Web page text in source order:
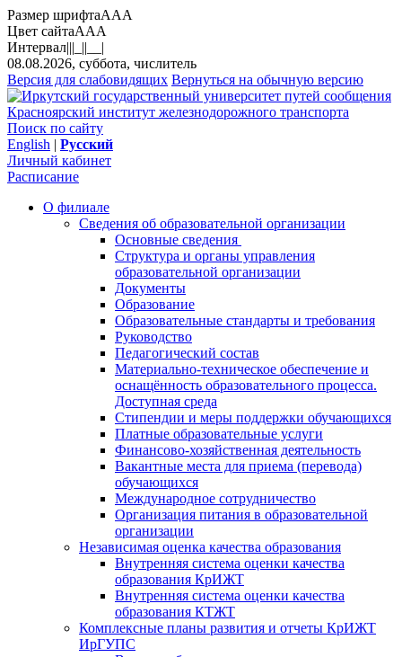
Размер шрифтаAAA
Цвет сайтаAAA
Интервал|||_||__|
08.08.2026, суббота, числитель
Версия для слабовидящих Вернуться на обычную версию
Красноярский институт железнодорожного транспорта
Поиск по сайту
English | Русский
Личный кабинет
Расписание
О филиале
Сведения об образовательной организации
Основные сведения
Структура и органы управления
образовательной организации
Документы
Образование
Образовательные стандарты и требования
Руководство
Педагогический состав
Материально-техническое обеспечение и
оснащённость образовательного процесса.
Доступная среда
Стипендии и меры поддержки обучающихся
Платные образовательные услуги
Финансово-хозяйственная деятельность
Вакантные места для приема (перевода)
обучающихся
Международное сотрудничество
Организация питания в образовательной
организации
Независимая оценка качества образования
Внутренняя система оценки качества
образования КрИЖТ
Внутренняя система оценки качества
образования КТЖТ
Комплексные планы развития и отчеты КрИЖТ
ИрГУПС